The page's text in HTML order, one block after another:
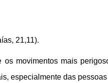
21,11).
movimentos mais
especialmente das